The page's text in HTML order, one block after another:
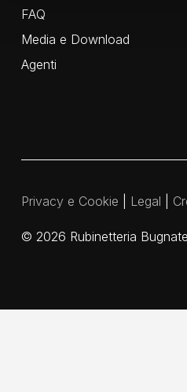
FAQ
Media e Download
Agenti
Privacy e Cookie Legal
© 2026 Rubinetteria